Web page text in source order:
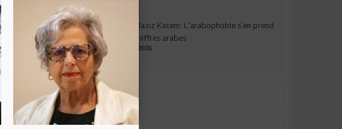
Envoyer
Abdelaziz Kacem: L’arabophobie s’en prend
aux chiffres arabes
09.07.2026